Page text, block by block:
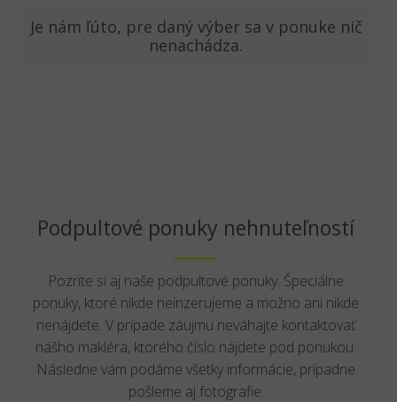
Je nám ľúto, pre daný výber sa v ponuke nič
nenachádza.
Podpultové ponuky nehnuteľností
Pozrite si aj naše podpultové ponuky. Špeciálne
ponuky, ktoré nikde neinzerujeme a možno ani nikde
nenájdete. V prípade záujmu neváhajte kontaktovať
nášho makléra, ktorého číslo nájdete pod ponukou.
Následne vám podáme všetky informácie, prípadne
pošleme aj fotografie.